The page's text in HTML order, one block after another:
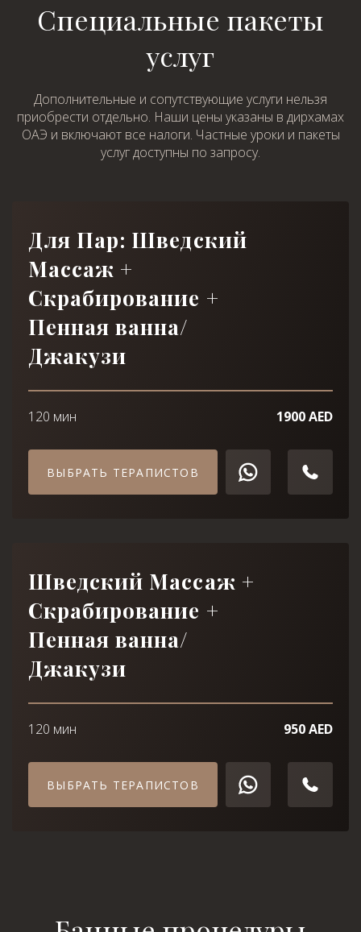
Специальные пакеты
услуг
Дополнительные и сопутствующие услуги нельзя
приобрести отдельно. Наши цены указаны в дирхамах
ОАЭ и включают все налоги. Частные уроки и пакеты
услуг доступны по запросу.
Для Пар: Шведский
Массаж +
Скрабирование +
Пенная ванна/
Джакузи
120 мин 1900 AED
ВЫБРАТЬ ТЕРАПИСТОВ
Шведский Массаж +
Скрабирование +
Пенная ванна/
Джакузи
120 мин 950 AED
ВЫБРАТЬ ТЕРАПИСТОВ